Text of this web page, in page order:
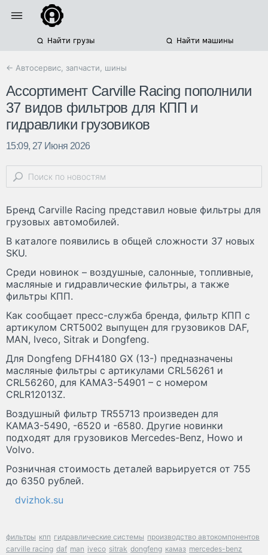
Найти грузы Найти машины
← Автосервис, запчасти, шины
Ассортимент Carville Racing пополнили
37 видов фильтров для КПП и
гидравлики грузовиков
15:09, 27 Июня 2026
Бренд Carville Racing представил новые фильтры для
грузовых автомобилей.
В каталоге появились в общей сложности 37 новых
SKU.
Среди новинок – воздушные, салонные, топливные,
масляные и гидравлические фильтры, а также
фильтры КПП.
Как сообщает пресс-служба бренда, фильтр КПП с
артикулом CRT5002 выпущен для грузовиков DAF,
MAN, Iveco, Sitrak и Dongfeng.
Для Dongfeng DFH4180 GX (13-) предназначены
масляные фильтры с артикулами CRL56261 и
CRL56260, для КАМАЗ-54901 – с номером
CRLR12013Z.
Воздушный фильтр TR55713 произведен для
КАМАЗ-5490, -6520 и -6580. Другие новинки
подходят для грузовиков Mercedes-Benz, Howo и
Volvo.
Розничная стоимость деталей варьируется от 755
до 6350 рублей.
dvizhok.su
фильтры кпп гидравлические системы производство автокомпонентов
carville racing daf man iveco sitrak dongfeng камаз mercedes-benz